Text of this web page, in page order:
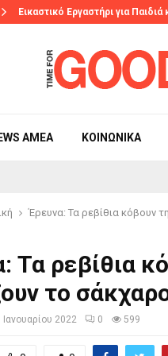
Εικαστικό Εργαστήρι για
ΑΜΕΑ ΚΟΙΝΩΝΙΚΆ
Έρευνα: Τα ρεβίθια κόβουν
Τα ρεβίθια
το
Ιανουαρίου 2022 0 599